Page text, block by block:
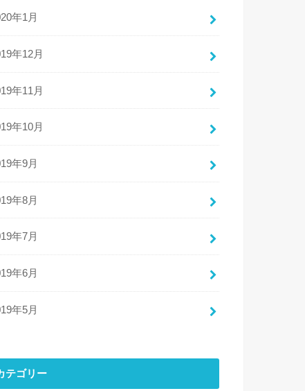
年1月
年12月
年11月
年10月
年9月
年8月
年7月
年6月
年5月
テゴリー